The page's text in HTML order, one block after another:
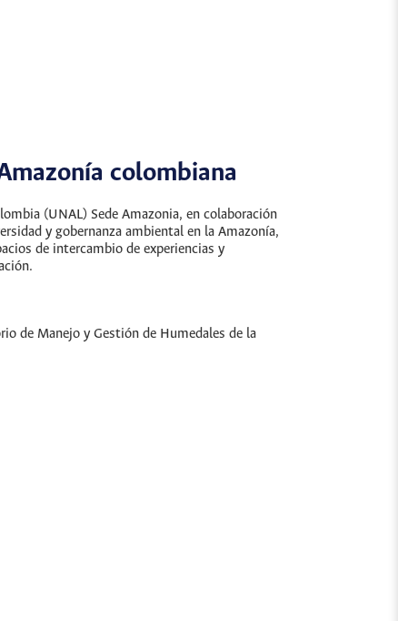
colombiana
(UNAL) Sede Amazonia, en colaboración
y gobernanza ambiental en la Amazonía,
de intercambio de experiencias y
de Manejo y Gestión de Humedales de la